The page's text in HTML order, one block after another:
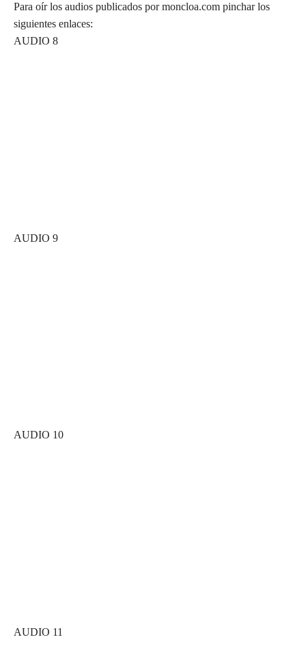
Para oír los audios publicados por moncloa.com pinchar los
siguientes enlaces:
AUDIO 8
AUDIO 9
AUDIO 10
AUDIO 11